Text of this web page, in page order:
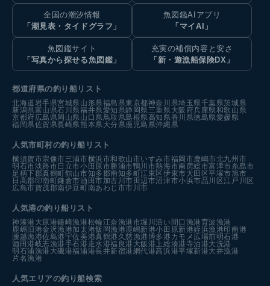
全国の潮汐情報
「潮見表・タイドグラフ」
魚図鑑AIアプリ
「マイAI」
魚図鑑サイト
「写真から探せる魚図鑑」
充実の補償内容と安さ
「新・遊漁船保険DX」
都道府県の釣り船リスト
北海道 岩手県宮城県 山形県福島県東京都神奈川県埼玉県千葉県茨城県
新潟県富山県石川県福井県愛知県静岡県 三重県 大阪府兵庫県和歌山県
京都府広島県岡山県 山口県 鳥取県島根県高知県香川県徳島県愛媛県
福岡県佐賀県長崎県 熊本県 大分県 鹿児島県沖縄県
人気市町村の釣り船リスト
横須賀市宗像市三浦市横浜市和歌山市いすみ市福岡市鹿嶋市北九州市
明石市淡路市日立市小田原市勝浦市鴨川市熱海市南房総市富津市糸島市
足柄下郡真鶴町館山市知多郡南知多町江東区伊東市大田区平塚市旭市
日高郡印南町鎌倉市酒田市加古川市田辺市沼津市小浜市品川区江戸川区
広島市賀茂郡南伊豆町南あわじ市市川市
人気港の釣り船リスト
神湊港 大原港鐘崎漁港松輪江奈漁港市堀川沿い 間口漁港育波漁港
鹿嶋旧港金沢漁港加太港飯岡漁港 鹿嶋新港小田原新港姪浜漁港印南港
腰越漁港佐島港宇佐美港真鶴港 久慈漁港博多港カモメ広場前明石港
酒田港岐志漁港手石港 走水港福良港 大飯港 上総湊港寺泊港大洗港
明石浦漁港 大磯港福浦港長井新宿港網代港高浜港平塚新港大井漁港
片名漁港
人気エリアの釣り船検索